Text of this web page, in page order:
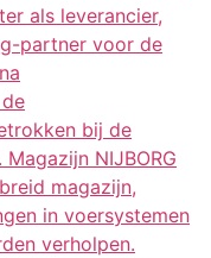
als leverancier,
partner voor de
bij de
NIJBORG
magazijn,
in voersystemen
verholpen.